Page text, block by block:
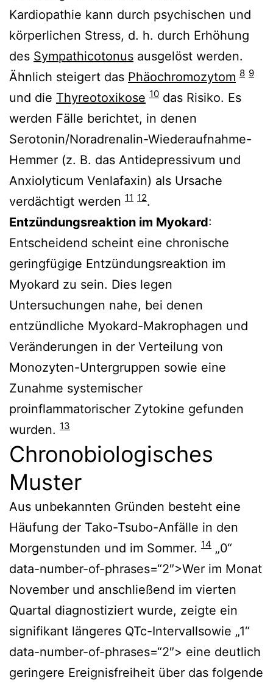
Kardiopathie kann durch psychischen und
körperlichen Stress, d. h. durch Erhöhung
des Sympathicotonus ausgelöst werden.
Ähnlich steigert das Phäochromozytom 8 9
und die Thyreotoxikose 10 das Risiko. Es
werden Fälle berichtet, in denen
Serotonin/Noradrenalin-Wiederaufnahme-
Hemmer (z. B. das Antidepressivum und
Anxiolyticum Venlafaxin) als Ursache
verdächtigt werden 11 12.
Entzündungsreaktion im Myokard:
Entscheidend scheint eine chronische
geringfügige Entzündungsreaktion im
Myokard zu sein. Dies legen
Untersuchungen nahe, bei denen
entzündliche Myokard-Makrophagen und
Veränderungen in der Verteilung von
Monozyten-Untergruppen sowie eine
Zunahme systemischer
proinflammatorischer Zytokine gefunden
wurden. 13
Chronobiologisches
Muster
Aus unbekannten Gründen besteht eine
Häufung der Tako-Tsubo-Anfälle in den
Morgenstunden und im Sommer. 14 „0“
data-number-of-phrases=“2″>Wer im Monat
November und anschließend im vierten
Quartal diagnostiziert wurde, zeigte ein
signifikant längeres QTc-Intervallsowie „1“
data-number-of-phrases=“2″> eine deutlich
geringere Ereignisfreiheit über das folgende